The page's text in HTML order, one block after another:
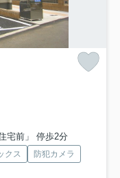
宅前」 停歩2分
クス
防犯カメラ